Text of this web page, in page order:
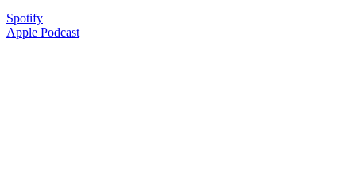
Spotify
Apple Podcast